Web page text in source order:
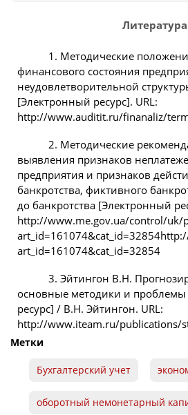
Литература
1. Методические
финансового состояния
неудовлетворительной
[Электронный ресурс]. URL:
http://www.auditit.ru/finanaliz/
2. Методические
выявления признаков
предприятия и признаков
банкротства, фиктивного
до банкротства [Электронный
http://www.me.gov.ua/control/uk/
art_id=161074&cat_id=32854
3. Эйтингон В.Н.
основные методики и
ресурс] / В.Н. Эйтингон. URL:
http://www.iteam.ru/publications/
Метки
Бухгалтерский учет
оборотный немонетарный